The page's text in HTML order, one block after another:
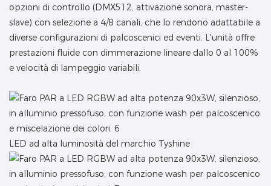
opzioni di controllo (DMX512, attivazione sonora, master-
slave) con selezione a 4/8 canali, che lo rendono adattabile a
diverse configurazioni di palcoscenici ed eventi. L'unità offre
prestazioni fluide con dimmerazione lineare dallo 0 al 100%
e velocità di lampeggio variabili.
LED ad alta luminosità del marchio Tyshine